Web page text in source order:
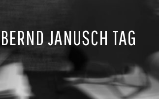
BERND JANUSCH TAG